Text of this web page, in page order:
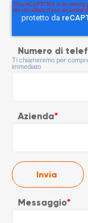
Numero di
Ti chiameremo per
immediato
Azienda*
Messaggio*